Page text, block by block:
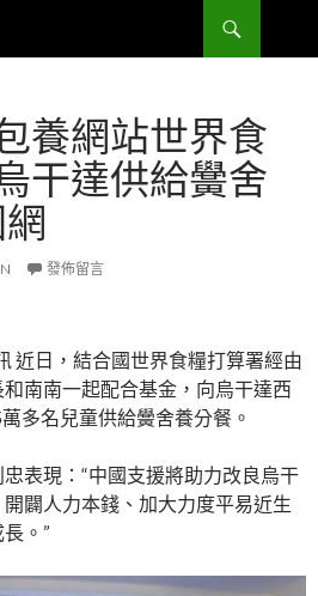
養網站世界食
干達供給黌舍
發佈留言
近日，結合國世界食糧打算署經由
南南一起配合基金，向烏干達西
多名兒童供給黌舍養分餐。
表現：“中國支援將助力改良烏干
闢人力本錢、加大力度平易近生
長。”